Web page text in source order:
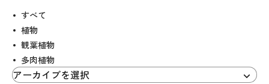
すべて
植物
観葉植物
多肉植物